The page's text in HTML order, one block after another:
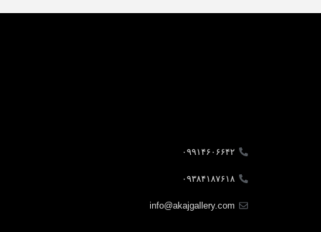
۰۹۹۱۴۶۰۶۶۴۲
۰۹۳۸۴۱۸۷۶۱۸
info@akajgallery.com